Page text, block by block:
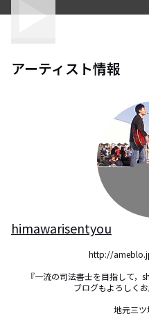
アーティスト情報
himawarisentyou
http://
『一流の司法書士を目指して，
ブログもよろしく
地元三ツ